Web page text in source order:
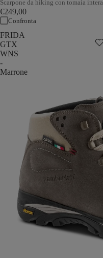
Scarpone da hiking con tomaia intera
€249,00
Confronta
FRIDA
GTX
WNS
-
Marrone